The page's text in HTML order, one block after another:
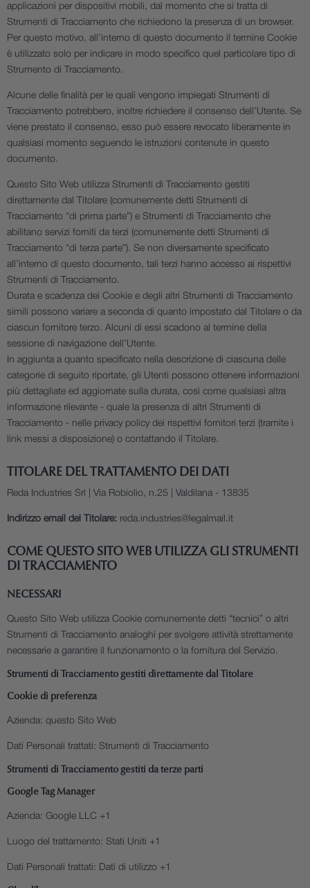
Sapplicazioni per dispositivi mobili, dal momento che si tratta di
Strumenti di Tracciamento che richiedono la presenza di un browser.
Per questo motivo, all’interno di questo documento il termine Cookie
è utilizzato solo per indicare in modo specifico quel particolare tipo di
Strumento di Tracciamento.
Alcune delle finalità per le quali vengono impiegati Strumenti di
Tracciamento potrebbero, inoltre richiedere il consenso dell’Utente. Se
viene prestato il consenso, esso può essere revocato liberamente in
qualsiasi momento seguendo le istruzioni contenute in questo
documento.
Questo Sito Web utilizza Strumenti di Tracciamento gestiti
direttamente dal Titolare (comunemente detti Strumenti di
Tracciamento “di prima parte”) e Strumenti di Tracciamento che
abilitano servizi forniti da terzi (comunemente detti Strumenti di
Tracciamento “di terza parte”). Se non diversamente specificato
all’interno di questo documento, tali terzi hanno accesso ai rispettivi
Strumenti di Tracciamento.
Durata e scadenza dei Cookie e degli altri Strumenti di Tracciamento
simili possono variare a seconda di quanto impostato dal Titolare o da
ciascun fornitore terzo. Alcuni di essi scadono al termine della
sessione di navigazione dell’Utente.
In aggiunta a quanto specificato nella descrizione di ciascuna delle
categorie di seguito riportate, gli Utenti possono ottenere informazioni
più dettagliate ed aggiornate sulla durata, così come qualsiasi altra
informazione rilevante - quale la presenza di altri Strumenti di
Tracciamento - nelle privacy policy dei rispettivi fornitori terzi (tramite i
link messi a disposizione) o contattando il Titolare.
TITOLARE DEL TRATTAMENTO DEI DATI
Reda Industries Srl | Via Robiolio, n.25 | Valdilana - 13835
Indirizzo email del Titolare: reda.industries@legalmail.it
COME QUESTO SITO WEB UTILIZZA GLI STRUMENTI
DI TRACCIAMENTO
NECESSARI
Questo Sito Web utilizza Cookie comunemente detti “tecnici” o altri
Strumenti di Tracciamento analoghi per svolgere attività strettamente
necessarie a garantire il funzionamento o la fornitura del Servizio.
Strumenti di Tracciamento gestiti direttamente dal Titolare
Cookie di preferenza
Azienda: questo Sito Web
Dati Personali trattati: Strumenti di Tracciamento
Strumenti di Tracciamento gestiti da terze parti
Google Tag Manager
Azienda: Google LLC +1
Luogo del trattamento: Stati Uniti +1
Dati Personali trattati: Dati di utilizzo +1